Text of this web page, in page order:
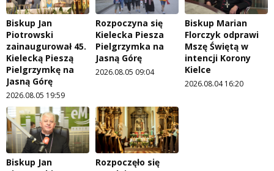
Biskup Jan
Piotrowski
zainaugurował 45.
Kielecką Pieszą
Pielgrzymkę na
Jasną Górę
2026.08.05 19:59
Rozpoczyna się
Kielecka Piesza
Pielgrzymka na
Jasną Górę
2026.08.05 09:04
Biskup Marian
Florczyk odprawi
Mszę Świętą w
intencji Korony
Kielce
2026.08.04 16:20
Biskup Jan
Rozpoczęło się